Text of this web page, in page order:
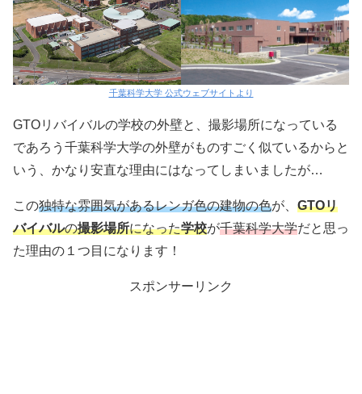
千葉科学大学 公式ウェブサイトより
GTOリバイバルの学校の外壁と、撮影場所になっている
であろう千葉科学大学の外壁がものすごく似ているからと
いう、かなり安直な理由にはなってしまいましたが…
この独特な雰囲気があるレンガ色の建物の色が、 GTOリ
バイバルの撮影場所になった学校が千葉科学大学だと思っ
た理由の１つ目になります！
スポンサーリンク